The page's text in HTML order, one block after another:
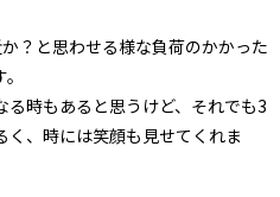
？と思わせる様な負荷のかかった
時もあると思うけど、それでも3
く、時には笑顔も見せてくれま